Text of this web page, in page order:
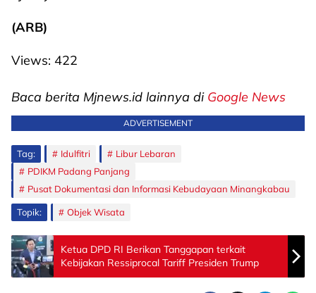
(ARB)
Views: 422
Baca berita Mjnews.id lainnya di Google News
ADVERTISEMENT
Tag: Idulfitri
Libur Lebaran
PDIKM Padang Panjang
Pusat Dokumentasi dan Informasi Kebudayaan Minangkabau
Topik: Objek Wisata
Ketua DPD RI Berikan Tanggapan terkait
Kebijakan Ressiprocal Tariff Presiden Trump